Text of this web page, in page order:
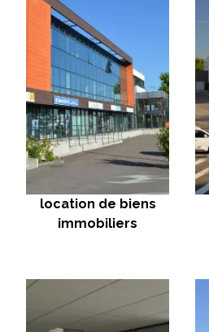
location de biens
immobiliers